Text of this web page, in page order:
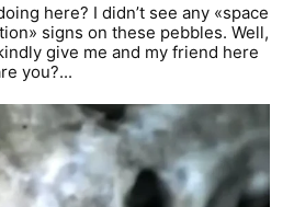
here? I didn’t see any «space
signs on these pebbles. Well,
give me and my friend here
you?...